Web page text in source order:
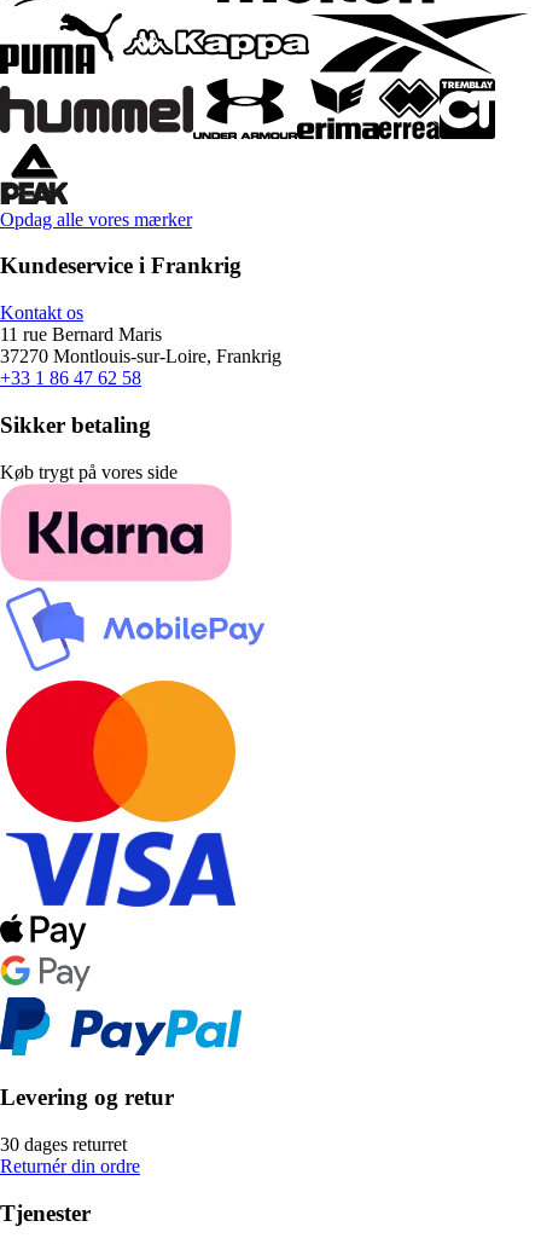
Opdag alle vores mærker
Kundeservice i Frankrig
Kontakt os
11 rue Bernard Maris
37270 Montlouis-sur-Loire, Frankrig
+33 1 86 47 62 58
Sikker betaling
Køb trygt på vores side
Levering og retur
30 dages returret
Returnér din ordre
Tjenester